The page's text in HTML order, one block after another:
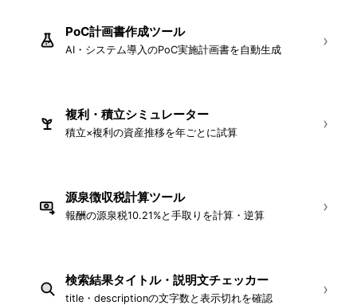
PoC計画書作成ツール
AI・システム導入のPoC実施計画書を自動生成 ›
複利・積立シミュレーター
積立×複利の資産推移を年ごとに試算 ›
源泉徴収税計算ツール
報酬の源泉税10.21%と手取りを計算・逆算 ›
検索結果タイトル・説明文チェッカー
title・descriptionの文字数と表示切れを確認 ›